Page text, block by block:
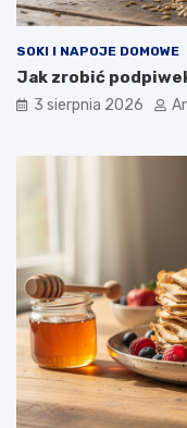
SOKI I NAPOJE DOMOWE
Jak zrobić
3 sierpnia 2026